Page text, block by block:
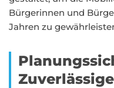
Bürgerinnen und
Jahren zu